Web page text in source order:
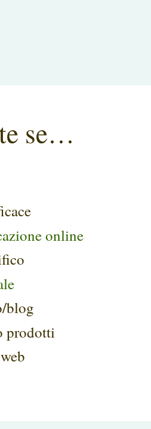
se…
online
blog
prodotti